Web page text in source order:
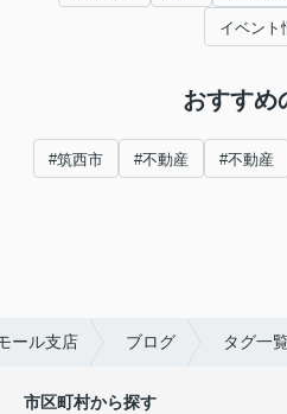
イベント
おすすめ
#筑西市 #不動産 #不動産
ール支店 ブログ タグ一
市区町村から探す